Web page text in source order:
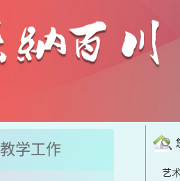
艺
教学工作